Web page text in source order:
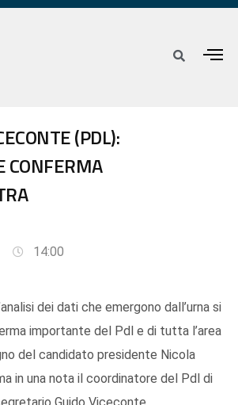
(PDL):
CONFERMA
14:00
dei dati che emergono dall’urna si
importante del Pdl e di tutta l’area
del candidato presidente Nicola
in una nota il coordinatore del Pdl di